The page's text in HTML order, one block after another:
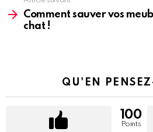
Comment sauver vos
chat !
QU'EN
100
Points